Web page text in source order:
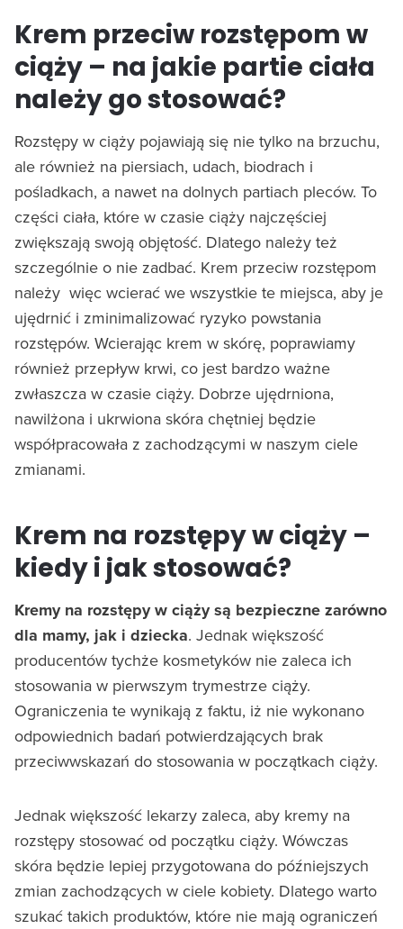
Krem przeciw rozstępom w
ciąży – na jakie partie ciała
należy go stosować?
Rozstępy w ciąży pojawiają się nie tylko na brzuchu,
ale również na piersiach, udach, biodrach i
pośladkach, a nawet na dolnych partiach pleców. To
części ciała, które w czasie ciąży najczęściej
zwiększają swoją objętość. Dlatego należy też
szczególnie o nie zadbać. Krem przeciw rozstępom
należy więc wcierać we wszystkie te miejsca, aby je
ujędrnić i zminimalizować ryzyko powstania
rozstępów. Wcierając krem w skórę, poprawiamy
również przepływ krwi, co jest bardzo ważne
zwłaszcza w czasie ciąży. Dobrze ujędrniona,
nawilżona i ukrwiona skóra chętniej będzie
współpracowała z zachodzącymi w naszym ciele
zmianami.
Krem na rozstępy w ciąży –
kiedy i jak stosować?
Kremy na rozstępy w ciąży są bezpieczne zarówno
dla mamy, jak i dziecka. Jednak większość
producentów tychże kosmetyków nie zaleca ich
stosowania w pierwszym trymestrze ciąży.
Ograniczenia te wynikają z faktu, iż nie wykonano
odpowiednich badań potwierdzających brak
przeciwwskazań do stosowania w początkach ciąży.
Jednak większość lekarzy zaleca, aby kremy na
rozstępy stosować od początku ciąży. Wówczas
skóra będzie lepiej przygotowana do późniejszych
zmian zachodzących w ciele kobiety. Dlatego warto
szukać takich produktów, które nie mają ograniczeń